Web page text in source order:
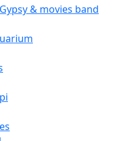
& movies band